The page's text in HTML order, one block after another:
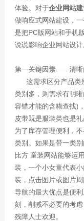
体验。对于企业网站
做响应式网站建设，
是把PC版网站和手机
说说影响企业网站设计
第一关键因素——清晰
这需求区分产品类
类别多，则需求有明
容错才能的含糊查找)
皮带既是服装类也是
为了库存管理便利，
类别。如果是带一类
比方 童装网站能够运
装，一个小女童代表
装，点击图片或图片
导航的最大优点是便
刻，削减不必要的考
残障人士欢迎。